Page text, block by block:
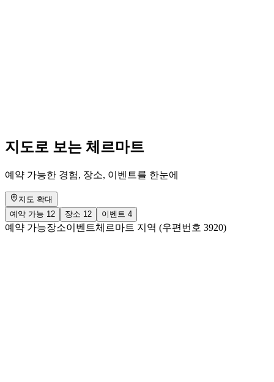
지도로 보는 체르마트
예약 가능한 경험, 장소, 이벤트를 한눈에
지도 확대
예약 가능 12 장소 12 이벤트 4
예약 가능장소이벤트체르마트 지역 (우편번호 3920)